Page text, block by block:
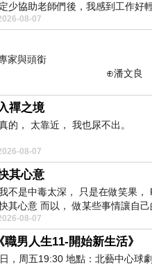
定少協助老師們後，我感到工作好
是我的工作啊。 真
08-07
與頭銜
良 在「
禪之境
的， 太靠近， 我也尿不出。
08-07
其心意
不是中毒太深， 只是在做笑果，
其心意 而以， 做某些事情讓自己
快。08-07
男人生11-開始新生活》
，周五19:30 地點：北藝中心球